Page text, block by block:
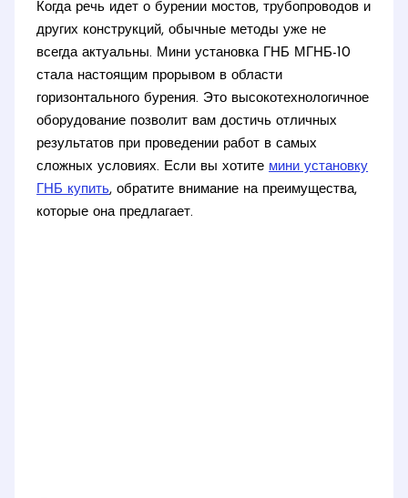
Когда речь идет о бурении мостов, трубопроводов и
других конструкций, обычные методы уже не
всегда актуальны. Мини установка ГНБ МГНБ-10
стала настоящим прорывом в области
горизонтального бурения. Это высокотехнологичное
оборудование позволит вам достичь отличных
результатов при проведении работ в самых
сложных условиях. Если вы хотите мини установку
ГНБ купить, обратите внимание на преимущества,
которые она предлагает.